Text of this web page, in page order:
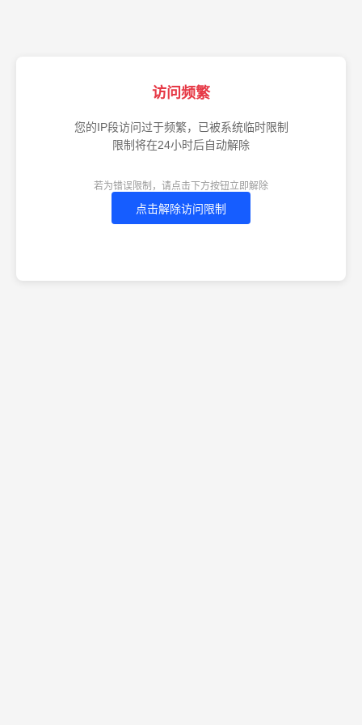
访问频繁
您的IP段访问过于频繁，已被系统临时限制
限制将在24小时后自动解除
若为错误限制，请点击下方按钮立即解除
点击解除访问限制